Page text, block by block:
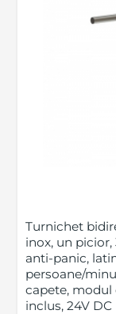
Turnichet
inox, un
anti-panic,
persoane/
capete,
inclus, 24V DC